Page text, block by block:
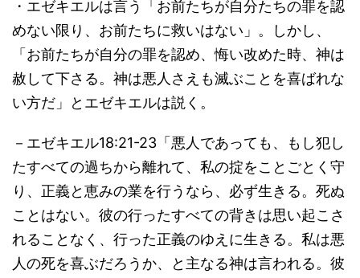
・エゼキエルは言う「お前たちが自分たちの罪を認
めない限り、お前たちに救いはない」。しかし、
「お前たちが自分の罪を認め、悔い改めた時、神は
赦して下さる。神は悪人さえも滅ぶことを喜ばれな
い方だ」とエゼキエルは説く。
－エゼキエル18:21-23「悪人であっても、もし犯し
たすべての過ちから離れて、私の掟をことごとく守
り、正義と恵みの業を行うなら、必ず生きる。死ぬ
ことはない。彼の行ったすべての背きは思い起こさ
れることなく、行った正義のゆえに生きる。私は悪
人の死を喜ぶだろうか、と主なる神は言われる。彼